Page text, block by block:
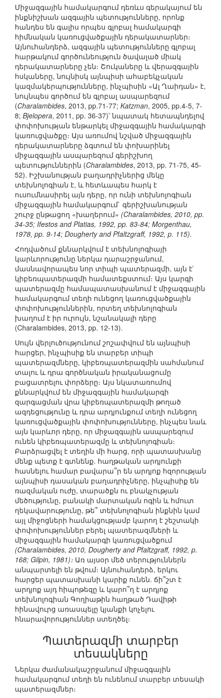
Միջազգային համակարգում դեռևս գերակայում են
ինքնիշխան ազգային պետությունները, որոնք
հանդես են գալիս որպես գլոբալ համակարգի
հիմնական կառուցվածքային դերակատարներ։
Այնուհանդերձ, ազգային պետությունները գլոբալ
հարթակում գործունեություն ծավալած միակ
դերակատարները չեն։ Շուկաները և վերազգային
հսկաները, նույնիսկ այնպիսի ահաբեկչական
կազմակերպությունները, ինչպիսին «Ալ Ղաիդան» է,
նույնպես գործում են գլոբալ ասպարեզում
(Charalambides, 2013, pp.71-77; Katzman, 2005, pp.4-5, 7-
8; Bjelopera, 2011, pp. 36-37)՝ նպատակ հետապնդելով
փոփոխության ենթարկել միջազգային համակարգի
կառուցվածքը։ Այս առումով նշված միջազգային
դերակատարները ձգտում են փոխարինել
միջազգային ասպարեզում գերիշխող
պետություններին (Charalambides, 2013, pp. 71-75, 45-
52). Իշխանության բաղադրիչներից մեկը
տեխնոլոգիան է, և հետևապես հարկ է
ուսումնասիրել այն դերը, որ ունի տեխնոլոգիան
միջազգային համակարգում` գերիշխանության
շուրջ ընթացող «խաղերում» (Charalambides, 2010, pp.
34-35; Ifestos and Platias, 1992, pp. 83-84; Morgenthau,
1978, pp. 9-14; Dougherty and Pfaltzgraff, 1992, p. 115).
Հոդվածում քննարկվում է տեխնոլոգիայի
կարևորությունը ներկա դարաշրջանում,
մասնավորապես նոր տիպի պատերազմի, այն է`
կիբեռպատերազմի համատեքստում։ Այս կարգի
պատերազմը համապատասխանում է միջազգային
համակարգում տեղի ունեցող կառուցվածքային
փոփոխություններին, որտեղ տեխնոլոգիան
խաղում է իր ուրույն, նշանակալի դերը
(Charalambides, 2013, pp. 12-13).
Սույն վերլուծությունում շոշափվում են այնպիսի
հարցեր, ինչպիսիք են տարբեր տիպի
պատերազմները, կիբեռպատերազմին սահմանում
տալու և դրա գործնական իրականացումը
բացատրելու փորձերը։ Այս նկատառումով
քննարկվում են միջազգային համակարգի
զարգացման վրա կիբեռպատերազմի թողած
ազդեցությունը և դրա արդյունքում տեղի ունեցող
կառուցվածքային փոփոխությունները, ինչպես նաև
այն կարևոր դերը, որ միջազգային ասպարեզում
ունեն կիբեռպատերազմը և տեխնոլոգիան։
Բարձրացվել է տեղին մի հարց, որի պատասխանը
մենք պետք է գտնենք. հաղթական արդյունքի
հասնելու համար բավարա՞ր են արդյոք հզորության
այնպիսի դասական բաղադրիչները, ինչպիսիք են
ռազմական ուժը, տարածքն ու բնակչության
մեծությունը, բանակի մարտական ոգին և հմուտ
ղեկավարությունը, թե՞ տեխնոլոգիան ինքնին կամ
այլ միջոցների համակցությամբ կարող է շեշտակի
փոփոխություններ բերել պատերազմների և
միջազգային համակարգի կառուցվածքում
(Charalambides, 2010, Dougherty and Pfaltzgraff, 1992, p.
168; Gilpin, 1981)։ Առ այսօր մեծ տերություններն
անպարտելի են թվում։ Այնուհանդերձ, երկու
հարցեր պատասխանի կարիք ունեն. ճի՞շտ է
արդյոք այդ հիպոթեզը և կարո՞ղ է արդյոք
տեխնոլոգիան Գողիաթին հաղթած Դավիթի
հինավուրց առասպելը կյանքի կոչելու
հնարավորություններ ստեղծել։
Պատերազմի տարբեր
տեսակները
Ներկա ժամանակաշրջանում միջազգային
համակարգում տեղի են ունենում տարբեր տեսակի
պատերազմներ։